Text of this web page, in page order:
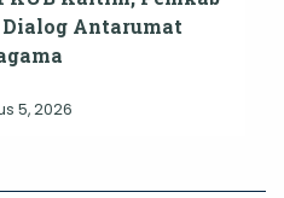
Antarumat
5, 2026